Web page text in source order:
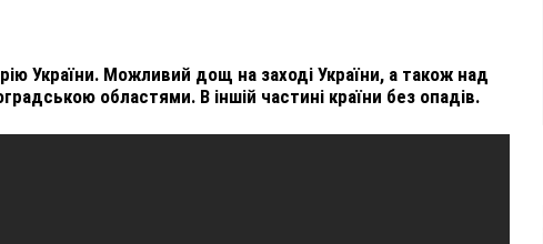
України. Можливий дощ на заході України, а також над
областями. В іншій частині країни без опадів.